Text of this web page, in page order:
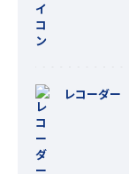
レコーダー